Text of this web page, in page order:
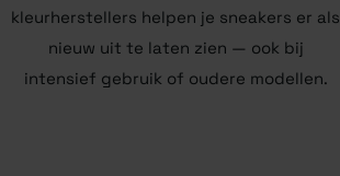
kleurherstellers helpen je sneakers er als
nieuw uit te laten zien — ook bij
intensief gebruik of oudere modellen.